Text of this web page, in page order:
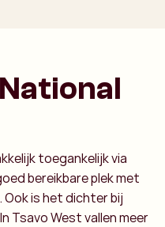
toegankelijk via
bereikbare plek met
Ook is het dichter bij
Tsavo West vallen meer